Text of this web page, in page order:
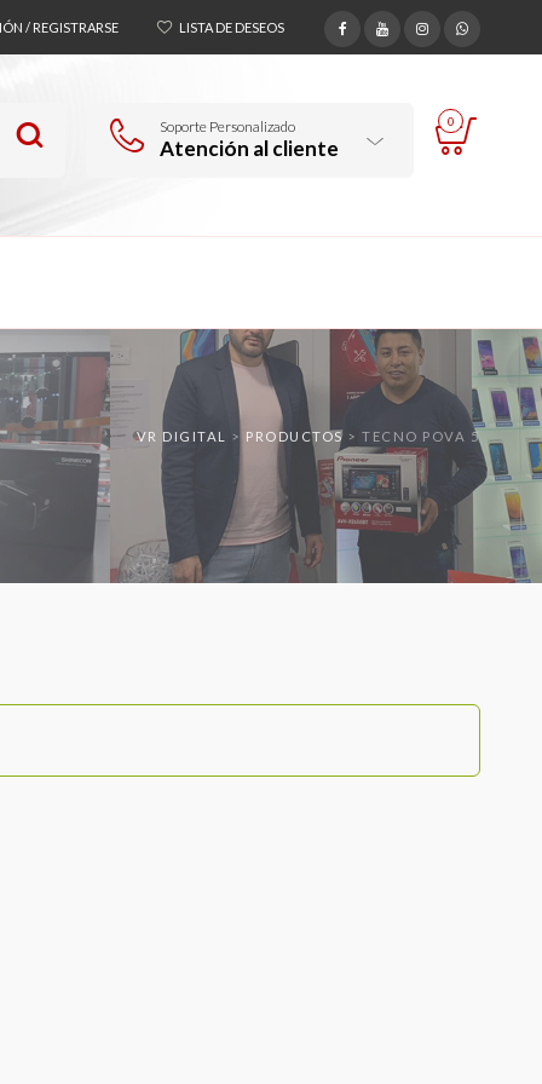
/ REGISTRARSE LISTA DE DESEOS
Soporte Personalizado
Atención al cliente
0
VR DIGITAL > PRODUCTOS >TECNO POVA 5